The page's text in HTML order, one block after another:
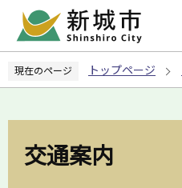
ペ
の
現在のページ トップページ
交通案内